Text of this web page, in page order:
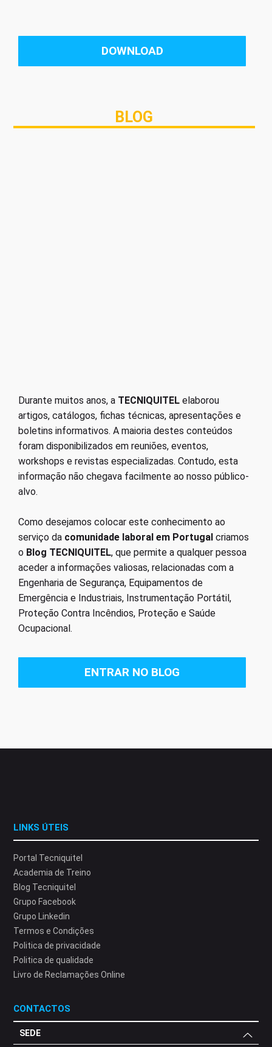
DOWNLOAD
BLOG
Durante muitos anos, a TECNIQUITEL elaborou
artigos, catálogos, fichas técnicas, apresentações e
boletins informativos. A maioria destes conteúdos
foram disponibilizados em reuniões, eventos,
workshops e revistas especializadas. Contudo, esta
informação não chegava facilmente ao nosso público-
alvo.
Como desejamos colocar este conhecimento ao
serviço da comunidade laboral em Portugal criamos
o Blog TECNIQUITEL, que permite a qualquer pessoa
aceder a informações valiosas, relacionadas com a
Engenharia de Segurança, Equipamentos de
Emergência e Industriais, Instrumentação Portátil,
Proteção Contra Incêndios, Proteção e Saúde
Ocupacional.
ENTRAR NO BLOG
LINKS ÚTEIS
Portal Tecniquitel
Academia de Treino
Blog Tecniquitel
Grupo Facebook
Grupo Linkedin
Termos e Condições
Politica de privacidade
Politica de qualidade
Livro de Reclamações Online
CONTACTOS
SEDE